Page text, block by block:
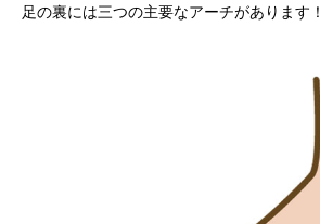
足の裏には三つの主要なアーチがあります！